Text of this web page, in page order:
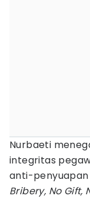
Nurbaeti
integritas
anti-
Bribery, No Gift,